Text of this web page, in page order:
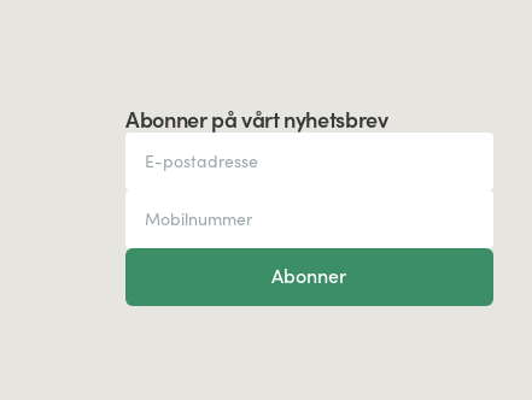
Abonner på vårt nyhetsbrev
Abonner